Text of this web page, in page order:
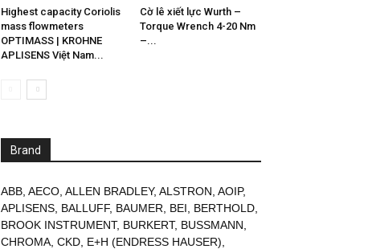
Highest capacity Coriolis
mass flowmeters
OPTIMASS | KROHNE
APLISENS Việt Nam...
Cờ lê xiết lực Wurth –
Torque Wrench 4-20 Nm
–...
Brand
ABB AECO ALLEN BRADLEY, ALSTRON AOIP,
APLISENS BALLUFF, BAUMER BEI BERTHOLD
BROOK INSTRUMENT, BURKERT, BUSSMANN
CHROMA CKD E+H (ENDRESS HAUSER)